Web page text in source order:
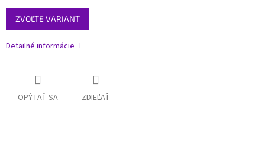
Jednotková
cena:
ZVOĽTE VARIANT
Detailné informácie
OPÝTAŤ SA ZDIEĽAŤ